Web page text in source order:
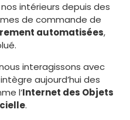
intérieurs depuis des
de commande de
automatisées,
interagissons avec
aujourd’hui des
l’Internet des Objets
.